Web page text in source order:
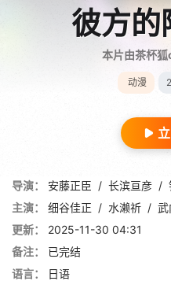
彼方的
本片由茶杯
动漫
导演： 安藤正臣 / 长滨亘彦 /
主演：
细谷佳正 / 水濑祈 / 武
更新：
2025-11-30 04:31
备注：
已完结
语言：
日语